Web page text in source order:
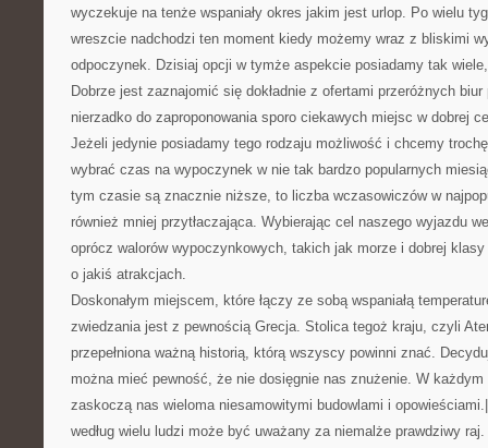
wyczekuje na tenże wspaniały okres jakim jest urlop. Po wielu
wreszcie nadchodzi ten moment kiedy możemy wraz z bliskimi
odpoczynek. Dzisiaj opcji w tymże aspekcie posiadamy tak
Dobrze jest zaznajomić się dokładnie z ofertami przeróżnych
nierzadko do zaproponowania sporo ciekawych miejsc w dobrej
Jeżeli jedynie posiadamy tego rodzaju możliwość i chcemy
wybrać czas na wypoczynek w nie tak bardzo popularnych
tym czasie są znacznie niższe, to liczba wczasowiczów w
również mniej przytłaczająca. Wybierając cel naszego wyjazdu
oprócz walorów wypoczynkowych, takich jak morze i dobrej
o jakiś atrakcjach.
Doskonałym miejscem, które łączy ze sobą wspaniałą
zwiedzania jest z pewnością Grecja. Stolica tegoż kraju, czyli
przepełniona ważną historią, którą wszyscy powinni znać.
można mieć pewność, że nie dosięgnie nas znużenie. W
zaskoczą nas wieloma niesamowitymi budowlami i
według wielu ludzi może być uważany za niemalże prawdziwy